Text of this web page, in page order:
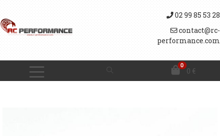
02 99 85 53 28
contact@rc-
performance.com
0
0 €